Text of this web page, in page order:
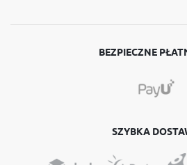
BEZPIECZNE
SZYBKA